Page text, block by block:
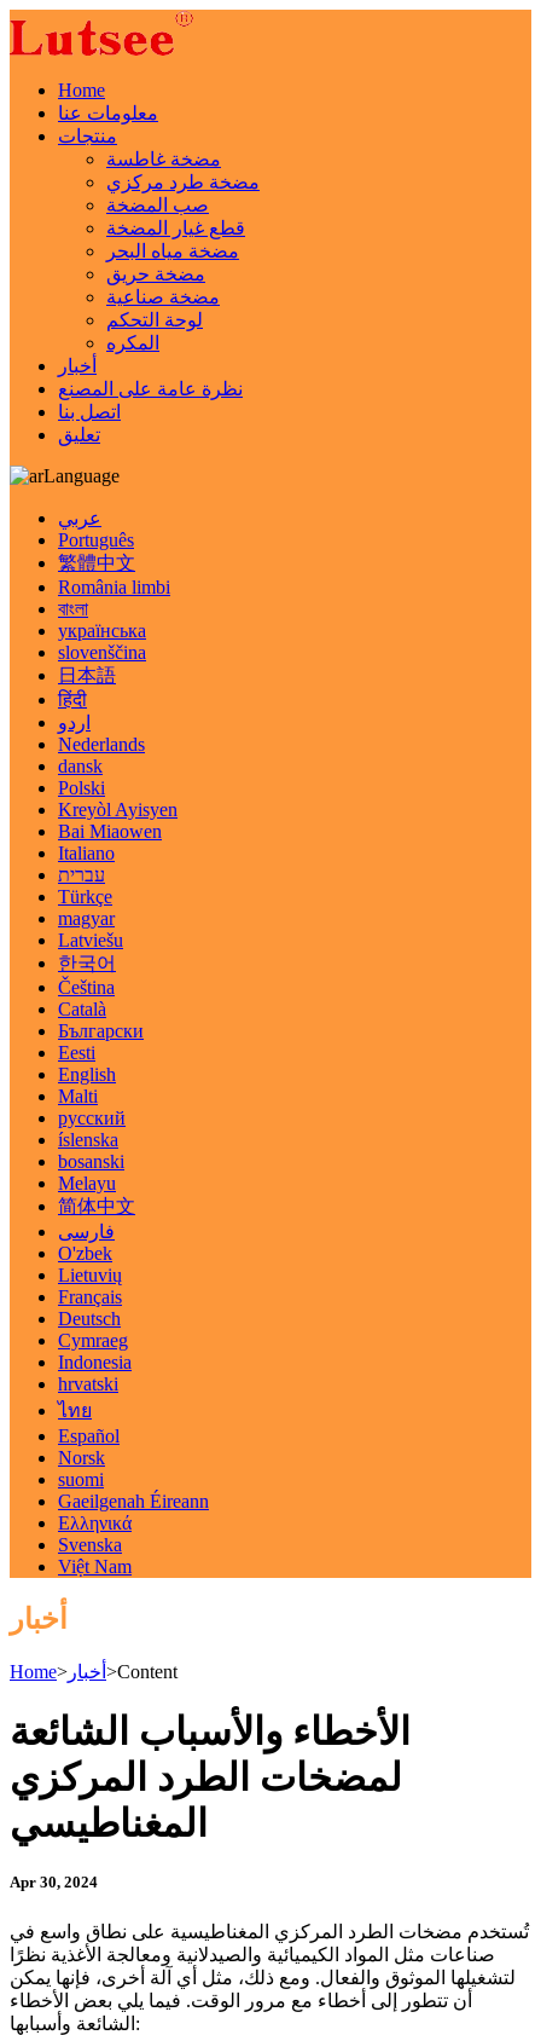
Home
معلومات عنا
منتجات
مضخة غاطسة
مضخة طرد مركزي
صب المضخة
قطع غيار المضخة
مضخة مياه البحر
مضخة حريق
مضخة صناعية
لوحة التحكم
المكره
أخبار
نظرة عامة على المصنع
اتصل بنا
تعليق
Language
عربي
Português
繁體中文
România limbi
বাংলা
українська
slovenščina
日本語
हिंदी
اردو
Nederlands
dansk
Polski
Kreyòl Ayisyen
Bai Miaowen
Italiano
עברית
Türkçe
magyar
Latviešu
한국어
Čeština
Català
Български
Eesti
English
Malti
русский
íslenska
bosanski
Melayu
简体中文
فارسی
O'zbek
Lietuvių
Français
Deutsch
Cymraeg
Indonesia
hrvatski
ไทย
Español
Norsk
suomi
Gaeilgenah Éireann
Ελληνικά
Svenska
Việt Nam
أخبار
Home> أخبار >Content
الأخطاء والأسباب الشائعة
لمضخات الطرد المركزي
المغناطيسي
Apr 30, 2024
تُستخدم مضخات الطرد المركزي المغناطيسية على نطاق واسع في
صناعات مثل المواد الكيميائية والصيدلانية ومعالجة الأغذية نظرًا
لتشغيلها الموثوق والفعال. ومع ذلك، مثل أي آلة أخرى، فإنها يمكن
أن تتطور إلى أخطاء مع مرور الوقت. فيما يلي بعض الأخطاء
الشائعة وأسبابها: